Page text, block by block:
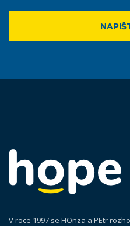
V roce 1997 se HOnza a PEtr